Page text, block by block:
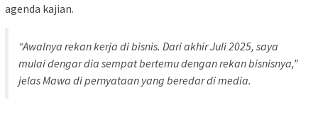
agenda kajian.
“Awalnya rekan kerja di bisnis. Dari akhir Juli 2025, saya
mulai dengar dia sempat bertemu dengan rekan bisnisnya,”
jelas Mawa di pernyataan yang beredar di media.